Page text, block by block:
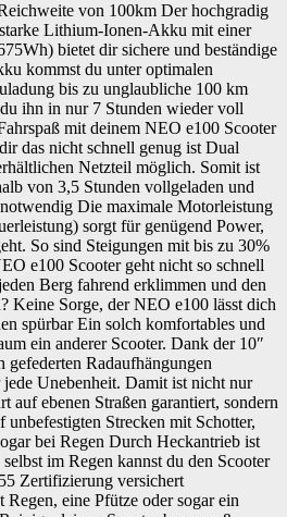
von 100km Der hochgradig
Lithium-Ionen-Akku mit einer
bietet dir sichere und beständige
kommst du unter optimalen
bis zu unglaubliche 100 km
ihn in nur 7 Stunden wieder voll
mit deinem NEO e100 Scooter
das nicht schnell genug ist Dual
Netzteil möglich. Somit ist
von 3,5 Stunden vollgeladen und
Die maximale Motorleistung
sorgt für genügend Power,
So sind Steigungen mit bis zu 30%
e100 Scooter geht nicht so schnell
Berg fahrend erklimmen und den
Keine Sorge, der NEO e100 lässt dich
spürbar Ein solch komfortables und
ein anderer Scooter. Dank der 10″
Radaufhängungen
Unebenheit. Damit ist nicht nur
auf ebenen Straßen garantiert, sondern
unbefestigten Strecken mit Schotter,
bei Regen Durch Heckantrieb ist
im Regen kannst du den Scooter
Zertifizierung versichert
Regen, eine Pfütze oder sogar ein